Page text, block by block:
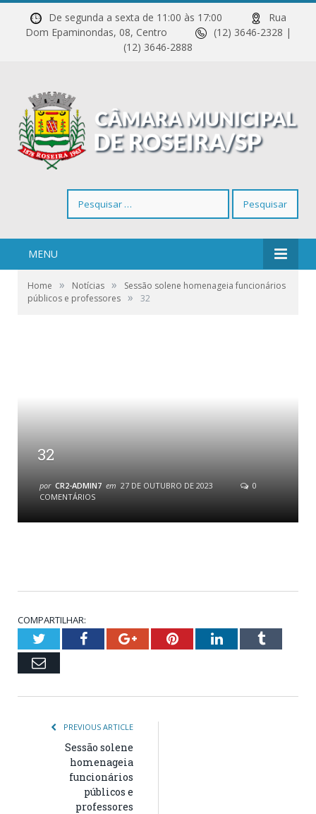
De segunda a sexta de 11:00 às 17:00
Rua
Dom Epaminondas, 08, Centro
(12) 3646-2328 |
(12) 3646-2888
por:
MENU
Home » Notícias »
Sessão solene homenageia funcionários
públicos e professores » 32
32
por CR2-ADMIN7 em 27 DE OUTUBRO DE 2023
0
COMENTÁRIOS
COMPARTILHAR:
TwitterFacebookGoogle+PinterestLinkedInTumblr
Email
PREVIOUS ARTICLE
Sessão solene
homenageia
funcionários
públicos e
professores